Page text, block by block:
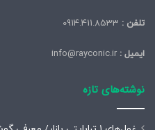
تلفن :
ایمیل :
نوشته‌های تازه